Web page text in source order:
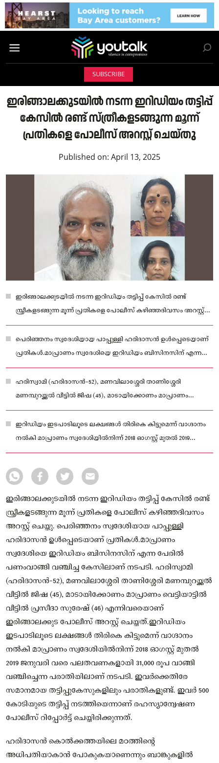
SUBSCRIBE
ഇരിങ്ങാലക്കുടയിൽ നടന്ന ഇറിഡിയം തട്ടിപ്പ്
കേസിൽ രണ്ട് സ്ത്രീകളടങ്ങുന്ന മൂന്ന്
പ്രതികളെ പോലീസ് അറസ്റ്റ് ചെയ്തു
Published on: April 13, 2025
ഇരിങ്ങാലക്കുടയിൽ നടന്ന ഇറിഡിയം തട്ടിപ്പ് കേസിൽ രണ്ട്
സ്ത്രീകളടങ്ങുന്ന മൂന്ന് പ്രതികളെ പോലീസ് കഴിഞ്ഞദിവസം അറസ്റ്റ്
ചെയ്തു
പെരിഞ്ഞനം സ്വദേശിയായ പാപ്പുള്ളി ഹരിദാസൻ ഉൾപ്പെടെയാണ്
പ്രതികൾ.മാപ്രാണം സ്വദേശിയെ ഇറിഡിയം ബിസിനസിന് എന്ന
പേരില്‍ പണംവാങ്ങി വഞ്ചിച്ച കേസിലാണ് നടപടി
ഹരിസ്വാമി (ഹരിദാസന്‍-52), മണവിലാശ്ശേരി താണിശ്ശേരി
മണമ്പുറയ്ക്കല്‍ വീട്ടില്‍ ജിഷ (45), മാടായിക്കോണം മാപ്രാണം
വെട്ടിയാട്ടില്‍ വീട്ടില്‍ പ്രസീദാ സുരേഷ് (46) എന്നിവരെയാണ്
ഇരിങ്ങാലക്കുട പോലീസ് അറസ്റ്റ് ചെയ്തത്
ഇറിഡിയം ഇടപാടിലൂടെ ലക്ഷങ്ങള്‍ തിരികെ കിട്ടുമെന്ന് വാഗ്ദാനം
നല്‍കി മാപ്രാണം സ്വദേശിയില്‍നിന്ന് 2018 ഓഗസ്റ്റ് മുതല്‍ 2019
ജനുവരി വരെ പലതവണകളായി 31,000 രൂപ വാങ്ങി വഞ്ചിച്ചെന്ന
ഇരിങ്ങാലക്കുടയിൽ നടന്ന ഇറിഡിയം തട്ടിപ്പ് കേസിൽ രണ്ട്
സ്ത്രീകളടങ്ങുന്ന മൂന്ന് പ്രതികളെ പോലീസ് കഴിഞ്ഞദിവസം
അറസ്റ്റ് ചെയ്തു. പെരിഞ്ഞനം സ്വദേശിയായ പാപ്പുള്ളി
ഹരിദാസൻ ഉൾപ്പെടെയാണ് പ്രതികൾ.മാപ്രാണം
സ്വദേശിയെ ഇറിഡിയം ബിസിനസിന് എന്ന പേരില്‍
പണംവാങ്ങി വഞ്ചിച്ച കേസിലാണ് നടപടി. ഹരിസ്വാമി
(ഹരിദാസന്‍-52), മണവിലാശ്ശേരി താണിശ്ശേരി മണമ്പുറയ്ക്കല്‍
വീട്ടില്‍ ജിഷ (45), മാടായിക്കോണം മാപ്രാണം വെട്ടിയാട്ടില്‍
വീട്ടില്‍ പ്രസീദാ സുരേഷ് (46) എന്നിവരെയാണ്
ഇരിങ്ങാലക്കുട പോലീസ് അറസ്റ്റ് ചെയ്തത്.ഇറിഡിയം
ഇടപാടിലൂടെ ലക്ഷങ്ങള്‍ തിരികെ കിട്ടുമെന്ന് വാഗ്ദാനം
നല്‍കി മാപ്രാണം സ്വദേശിയില്‍നിന്ന് 2018 ഓഗസ്റ്റ് മുതല്‍
2019 ജനുവരി വരെ പലതവണകളായി 31,000 രൂപ വാങ്ങി
വഞ്ചിച്ചെന്ന പരാതിയിലാണ് നടപടി. ഇവര്‍ക്കെതിരേ
സമാനമായ തട്ടിപ്പുകേസുകളിലും പരാതികളുണ്ട്. ഇവര്‍ 500
കോടിയുടെ തട്ടിപ്പ് നടത്തിയെന്നാണ് രഹസ്യാന്വേഷണ
പോലീസ് റിപ്പോര്‍ട്ട് ചെയ്തിരിക്കുന്നത്.
ഹരിദാസന്‍ കൊല്‍ക്കത്തയിലെ മഠത്തിന്റെ
അധിപതിയാകാന്‍ പോകുകയാണെന്നും ബാങ്കുകളില്‍